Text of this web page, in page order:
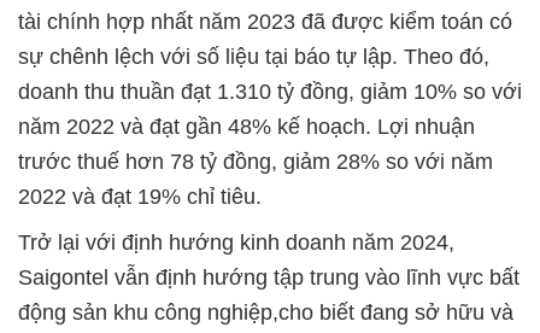
tài chính hợp nhất năm 2023 đã được kiểm toán có
sự chênh lệch với số liệu tại báo tự lập. Theo đó,
doanh thu thuần đạt 1.310 tỷ đồng, giảm 10% so với
năm 2022 và đạt gần 48% kế hoạch. Lợi nhuận
trước thuế hơn 78 tỷ đồng, giảm 28% so với năm
2022 và đạt 19% chỉ tiêu.
Trở lại với định hướng kinh doanh năm 2024,
Saigontel vẫn định hướng tập trung vào lĩnh vực bất
động sản khu công nghiệp,cho biết đang sở hữu và